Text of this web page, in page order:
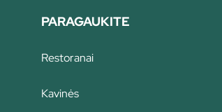
PARAGAUKITE
Restoranai
Kavinės